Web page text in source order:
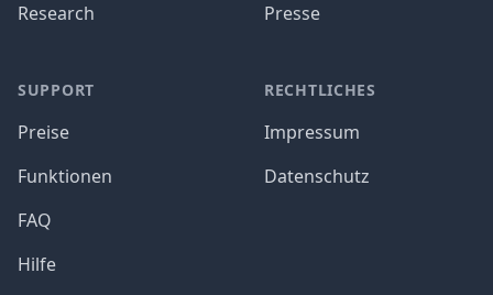
Research
SUPPORT
Preise
Funktionen
FAQ
Hilfe
Presse
RECHTLICHES
Impressum
Datenschutz